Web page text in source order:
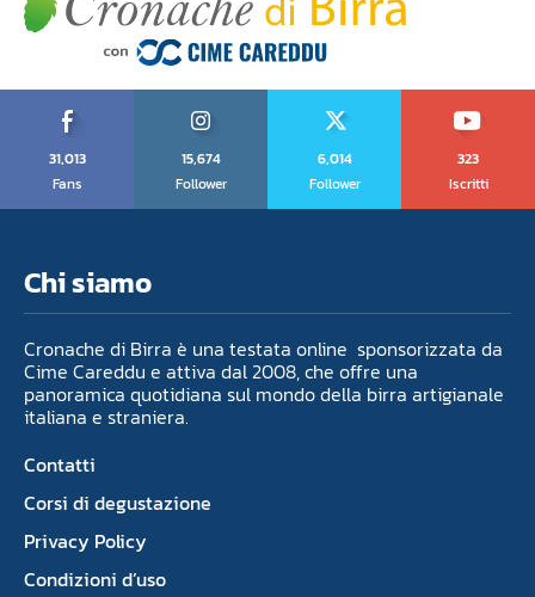
31,013
Fans
15,674
Follower
6,014
Follower
323
Iscritti
Chi siamo
Cronache di Birra è una testata online sponsorizzata da
Cime Careddu e attiva dal 2008, che offre una
panoramica quotidiana sul mondo della birra artigianale
italiana e straniera.
Contatti
Corsi di degustazione
Privacy Policy
Condizioni d’uso